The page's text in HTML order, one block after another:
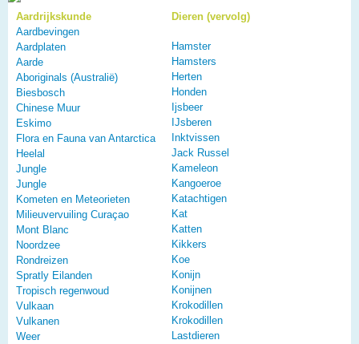
Aardrijkskunde
Aardbevingen
Aardplaten
Aarde
Aboriginals (Australië)
Biesbosch
Chinese Muur
Eskimo
Flora en Fauna van Antarctica
Heelal
Jungle
Jungle
Kometen en Meteorieten
Milieuvervuiling Curaçao
Mont Blanc
Noordzee
Rondreizen
Spratly Eilanden
Tropisch regenwoud
Vulkaan
Vulkanen
Weer
Dieren (vervolg)
Hamster
Hamsters
Herten
Honden
Ijsbeer
IJsberen
Inktvissen
Jack Russel
Kameleon
Kangoeroe
Katachtigen
Kat
Katten
Kikkers
Koe
Konijn
Konijnen
Krokodillen
Krokodillen
Lastdieren